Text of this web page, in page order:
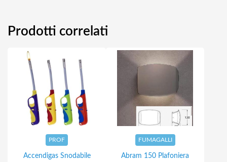
Prodotti correlati
PROF
Accendigas Snodabile
FUMAGALLI
Abram 150 Plafoniera